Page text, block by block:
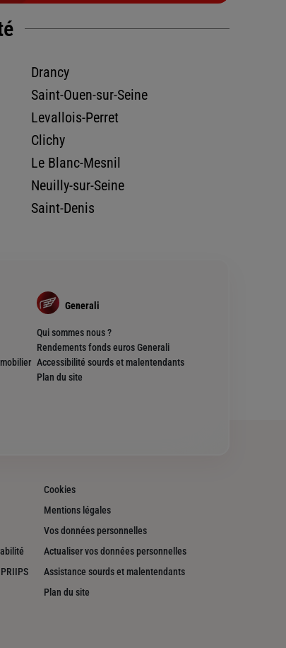
Drancy
Saint-Ouen-sur-Seine
Levallois-Perret
Clichy
Le Blanc-Mesnil
Neuilly-sur-Seine
Saint-Denis
Generali
Qui sommes nous ?
Rendements fonds euros Generali
Accessibilité sourds et malentendants
Plan du site
Cookies
Mentions légales
Vos données personnelles
Actualiser vos données personnelles
Assistance sourds et malentendants
Plan du site